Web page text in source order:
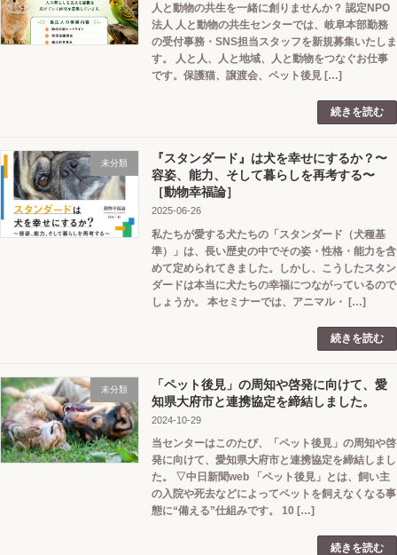
人と動物の共生を一緒に創りませんか？ 認定NPO
法人 人と動物の共生センターでは、岐阜本部勤務
の受付事務・SNS担当スタッフを新規募集いたしま
す。 人と人、人と地域、人と動物をつなぐお仕事
です。保護猫、譲渡会、ペット後見 […]
続きを読む
未分類
『スタンダード』は犬を幸せにするか？〜
容姿、能力、そして暮らしを再考する〜
［動物幸福論］
2025-06-26
私たちが愛する犬たちの「スタンダード（犬種基
準）」は、長い歴史の中でその姿・性格・能力を含
めて定められてきました。しかし、こうしたスタン
ダードは本当に犬たちの幸福につながっているので
しょうか。 本セミナーでは、アニマル・ […]
続きを読む
未分類
「ペット後見」の周知や啓発に向けて、愛
知県大府市と連携協定を締結しました。
2024-10-29
当センターはこのたび、「ペット後見」の周知や啓
発に向けて、愛知県大府市と連携協定を締結しまし
た。 ▽中日新聞web 「ペット後見」とは、飼い主
の入院や死去などによってペットを飼えなくなる事
態に“備える”仕組みです。 10 […]
続きを読む